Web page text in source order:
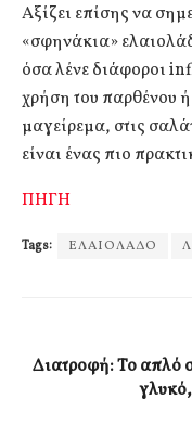
Αξίζει επίσης να
«σφηνάκια»
όσα λένε διάφοροι
χρήση του παρθένου
μαγείρεμα, στις
είναι ένας πιο
ΠΗΓΗ
Tags: ΕΛΑΙΟΛΑΔΟ
Διατροφή: Το απλό